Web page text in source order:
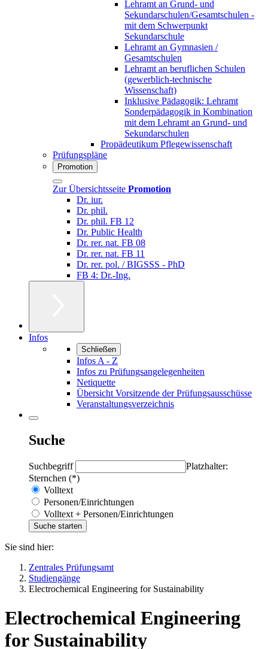
Lehramt an Grund- und
Sekundarschulen/Gesamtschulen -
mit dem Schwerpunkt
Sekundarschule
Lehramt an Gymnasien /
Gesamtschulen
Lehramt an beruflichen Schulen
(gewerblich-technische
Wissenschaft)
Inklusive Pädagogik: Lehramt
Sonderpädagogik in Kombination
mit dem Lehramt an Grund- und
Sekundarschulen
Propädeutikum Pflegewissenschaft
Prüfungspläne
Promotion
Zur Übersichtsseite Promotion
Dr. iur.
Dr. phil.
Dr. phil. FB 12
Dr. Public Health
Dr. rer. nat. FB 08
Dr. rer. nat. FB 11
Dr. rer. pol. / BIGSSS - PhD
FB 4: Dr.-Ing.
Infos
Schließen
Infos A - Z
Infos zu Prüfungsangelegenheiten
Netiquette
Übersicht Vorsitzende der Prüfungsausschüsse
Veranstaltungsverzeichnis
Suche
Suchbegriff
Platzhalter:
Sternchen (*)
Volltext
Personen/Einrichtungen
Volltext + Personen/Einrichtungen
Sie sind hier:
Zentrales Prüfungsamt
Studiengänge
Electrochemical Engineering for Sustainability
Electrochemical Engineering
for Sustainability